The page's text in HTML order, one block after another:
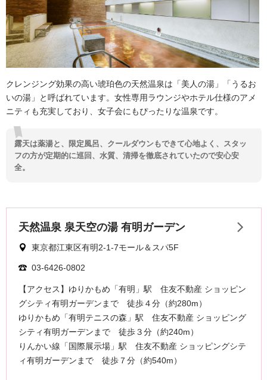
クレンジング効果の高い琥珀色の天然温泉は「美人の湯」「うるお
いの湯」と呼ばれています。女性専用ラウンジやホテル仕様のアメ
ニティも充実しており、女子会にもぴったりな温泉です。
露天は薬湯と、限定風呂、クールダウンもできて心地よく、スタッ
フの方が定期的に巡回、水質、清掃を徹底されていたので安心安
全。